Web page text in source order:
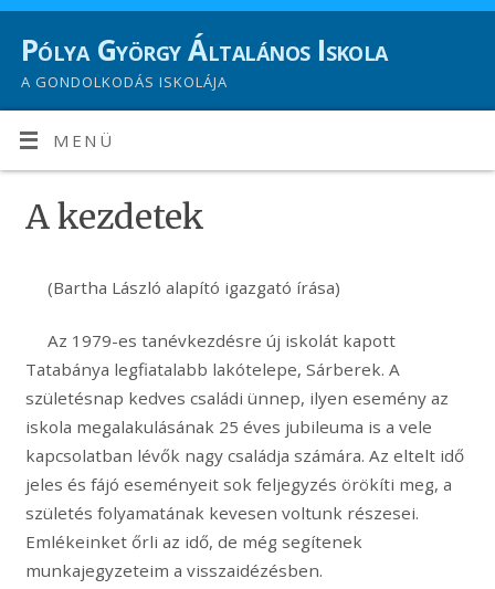
Pólya György Általános Iskola
A GONDOLKODÁS ISKOLÁJA
MENÜ
A kezdetek
(Bartha László alapító igazgató írása)
Az 1979-es tanévkezdésre új iskolát kapott
Tatabánya legfiatalabb lakótelepe, Sárberek. A
születésnap kedves családi ünnep, ilyen esemény az
iskola megalakulásának 25 éves jubileuma is a vele
kapcsolatban lévők nagy családja számára. Az eltelt idő
jeles és fájó eseményeit sok feljegyzés örökíti meg, a
születés folyamatának kevesen voltunk részesei.
Emlékeinket őrli az idő, de még segítenek
munkajegyzeteim a visszaidézésben.